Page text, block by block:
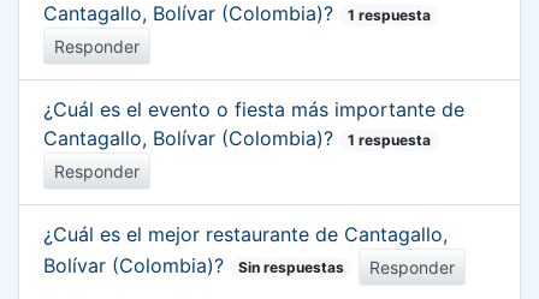
Cantagallo, Bolívar (Colombia)?
1 respuesta
Responder
¿Cuál es el evento o fiesta más importante de
Cantagallo, Bolívar (Colombia)?
1 respuesta
Responder
¿Cuál es el mejor restaurante de Cantagallo,
Bolívar (Colombia)?
Sin respuestas Responder